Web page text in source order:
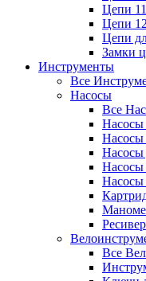
Цепи
Цепи
Цепи
Замки
Инструменты
Все
Насосы
Все
Насосы
Насосы
Насосы
Насосы
Все